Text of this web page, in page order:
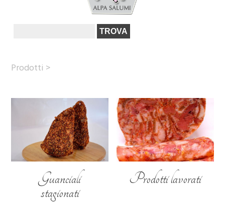
Prodotti >
Guanciali
stagionati
Prodotti lavorati